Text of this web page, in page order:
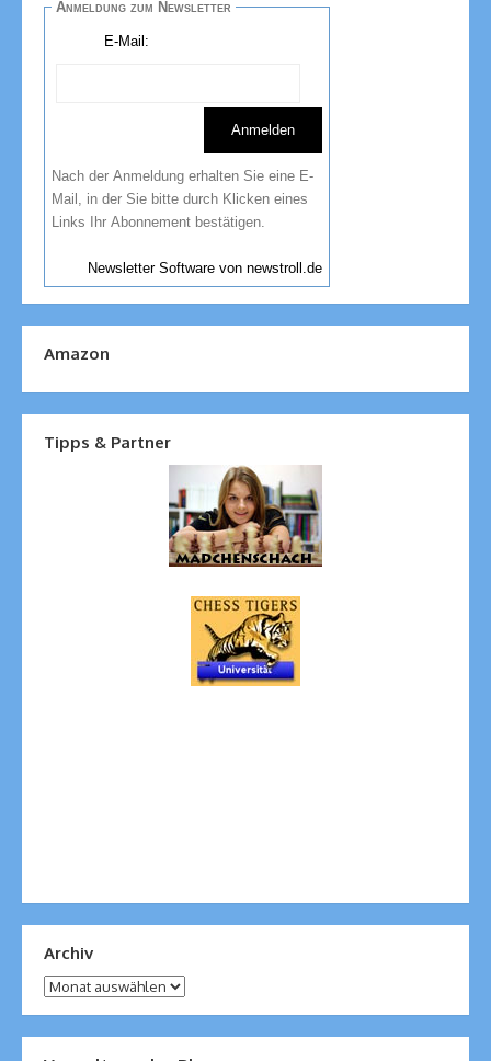
Anmeldung zum Newsletter
E-Mail:
Nach der Anmeldung erhalten Sie eine E-
Mail, in der Sie bitte durch Klicken eines
Links Ihr Abonnement bestätigen.
Newsletter Software von newstroll.de
Amazon
Tipps & Partner
Archiv
Archiv